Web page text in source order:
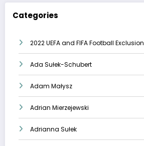
Categories
2022 UEFA and FIFA Football Exclusion
Ada Sułek-Schubert
Adam Małysz
Adrian Mierzejewski
Adrianna Sułek